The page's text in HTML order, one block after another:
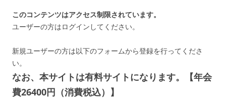
このコンテンツはアクセス制限されています。
ユーザーの方はログインしてください。
新規ユーザーの方は以下のフォームから登録を行ってくださ
い。
なお、本サイトは有料サイトになります。【年会
費26400円（消費税込）】